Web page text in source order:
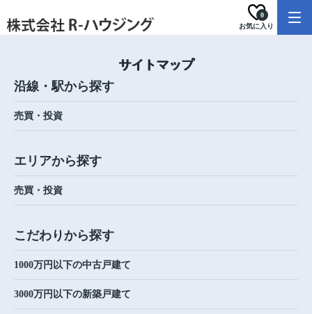
お気に入り
0
サイトマップ
沿線・駅から探す
売買・投資
エリアから探す
売買・投資
こだわりから探す
1000万円以下の中古戸建て
3000万円以下の新築戸建て